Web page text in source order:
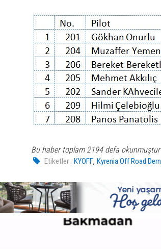
Bu haber toplam 2194 defa okunmuştur
Etiketler : KYOFF,Kyrenia Off Road